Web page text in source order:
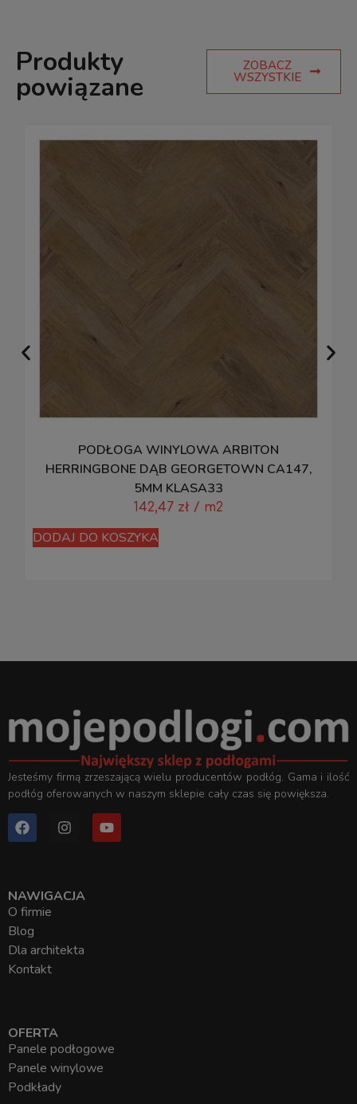
Produkty
powiązane
ZOBACZ
WSZYSTKIE
PODŁOGA WINYLOWA ARBITON
HERRINGBONE DĄB GEORGETOWN CA147,
5MM KLASA33
142,47 zł / m2
DODAJ DO KOSZYKA
Jesteśmy firmą zrzeszającą wielu producentów podłóg. Gama i ilość
podłóg oferowanych w naszym sklepie cały czas się powiększa.
NAWIGACJA
O firmie
Blog
Dla architekta
Kontakt
OFERTA
Panele podłogowe
Panele winylowe
Podkłady